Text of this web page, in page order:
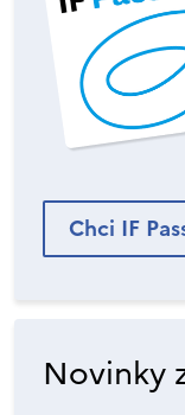
Chci IF
Novinky